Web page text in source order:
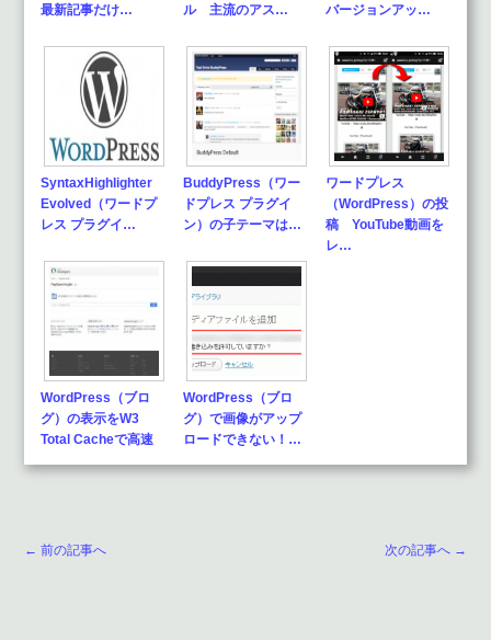
最新記事だけ…
ル 主流のアス…
バージョンアッ…
SyntaxHighlighter
Evolved（ワードプ
レス プラグイ…
BuddyPress（ワー
ドプレス プラグイ
ン）の子テーマは…
ワードプレス
（WordPress）の投
稿 YouTube動画を
レ…
WordPress（ブロ
グ）の表示をW3
Total Cacheで高速
WordPress（ブロ
グ）で画像がアップ
ロードできない！…
← 前の記事へ 次の記事へ →